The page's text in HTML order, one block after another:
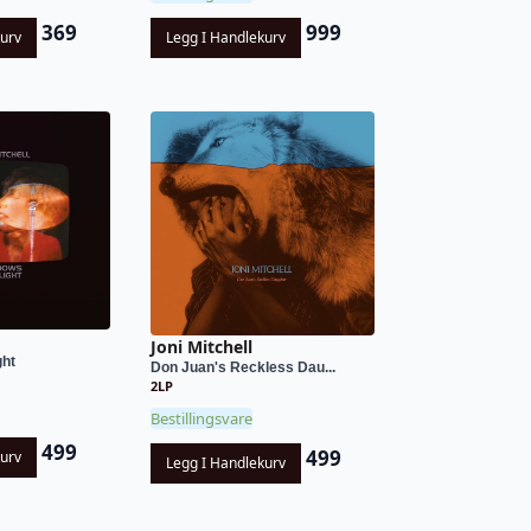
369 Legg I Handlekurv 999
499
Joni Mitchell
Don Juan's Reckless Dau...
2LP
Bestillingsvare
Legg I Handlekurv 499